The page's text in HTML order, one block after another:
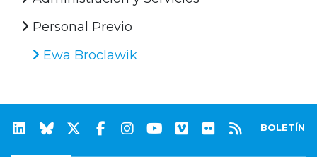
Personal Previo
Ewa Broclawik
BOLETÍN